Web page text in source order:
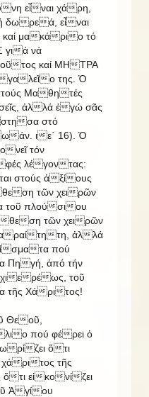
εἶναι χάρη,
δωρεά, εἶναι
μακάριο τό
γιά νά
τος καί ΜΗΤΡΑ
γαλεῖο της. Ὁ
Μαθητές
ἀλλά ἐγώ σᾶς
σα στό
άν. ιε΄ 16). Ὁ
νεῖ τόν
λέγοντας:
στούς ἀξίους
ση τῶν χειρῶν
τοῦ πλούσιου
ση τῶν χειρῶν
ραίτητη, ἀλλά
σματα πού
Πηγή, ἀπό τήν
ερέως, τοῦ
τῆς Χάριτος!
Θεοῦ,
ο πού φέρει ὁ
ρίζει ὅτι
ριτος τῆς
τι εἰκονίζει
Ἁγίου